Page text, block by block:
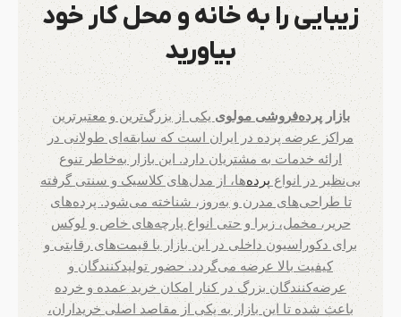
زیبایی را به خانه و محل کار خود
بیاورید
بازار پرده‌فروشی مولوییکی از بزرگ‌ترین و معتبرترین
مراکز عرضه پرده در ایران است که سابقه‌ای طولانی در
ارائه خدمات به مشتریان دارد. این بازار به‌خاطر تنوع
بی‌نظیر در انواعپرده‌ها، از مدل‌های کلاسیک و سنتی گرفته
تا طراحی‌های مدرن و به‌روز، شناخته می‌شود. پرده‌های
حریر، مخمل، زبرا و حتی انواع پارچه‌های خاص و لوکس
برای دکوراسیون داخلی در این بازار با قیمت‌های رقابتی و
کیفیت بالا عرضه می‌گردد. حضور تولیدکنندگان و
عرضه‌کنندگان بزرگ در کنار امکان خرید عمده و خرده
باعث شده تا این بازار به یکی از مقاصد اصلی خریداران،